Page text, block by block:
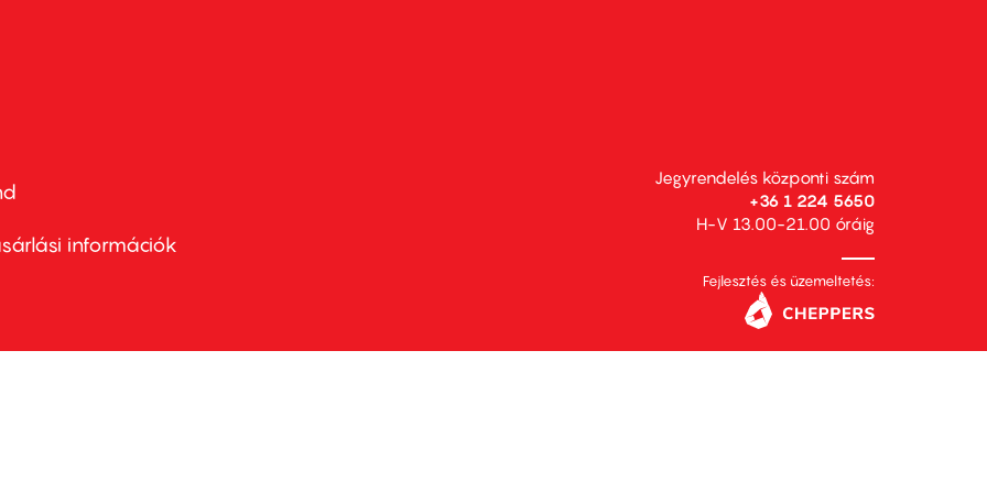
információk
Jegyrendelés központi szám
+36 1 224 5650
H-V 13.00-21.00 óráig
Fejlesztés és üzemeltetés: